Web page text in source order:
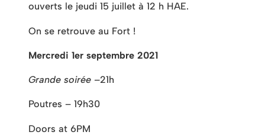
ouverts le jeudi 15 juillet à 12 h HAE.
On se retrouve au Fort !
Mercredi 1er septembre 2021
Grande soirée –21h
Poutres – 19h30
Doors at 6PM